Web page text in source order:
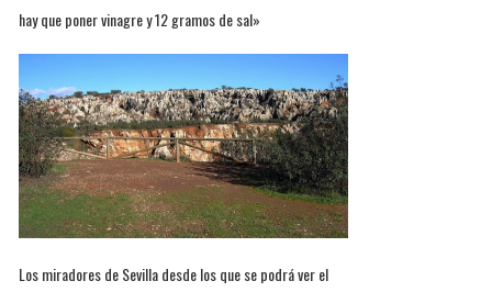
hay que poner vinagre y 12 gramos de sal»
Los miradores de Sevilla desde los que se podrá ver el